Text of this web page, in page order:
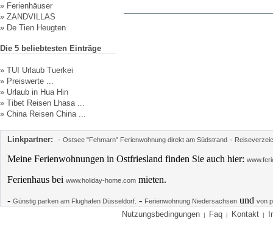
» Ferienhäuser
» ZANDVILLAS
» De Tien Heugten
Die 5 beliebtesten Einträge
» TUI Urlaub Tuerkei
» Preiswerte ...
» Urlaub in Hua Hin
» Tibet Reisen Lhasa ...
» China Reisen China ...
Linkpartner: - Ostsee "Fehmarn" Ferienwohnung direkt am Südstrand -
Meine Ferienwohnungen in Ostfriesland finden Sie auch hier:
Ferienhaus bei www.holiday-home.com mieten.
- Günstig parken am Flughafen Düsseldorf. - Ferienwohnung Niedersachsen und von
Nutzungsbedingungen | Faq | Kontakt |